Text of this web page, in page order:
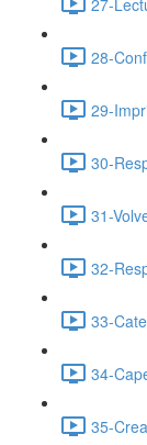
28-
29-
30-
31-
32-
33-
34-
35-